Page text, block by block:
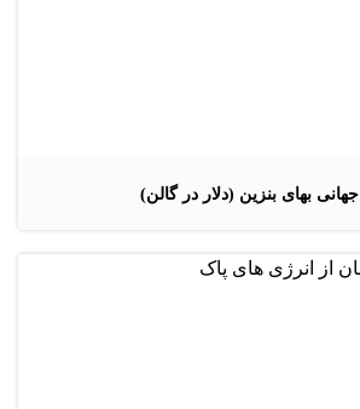
بهای بنزین (دلار در گالن)